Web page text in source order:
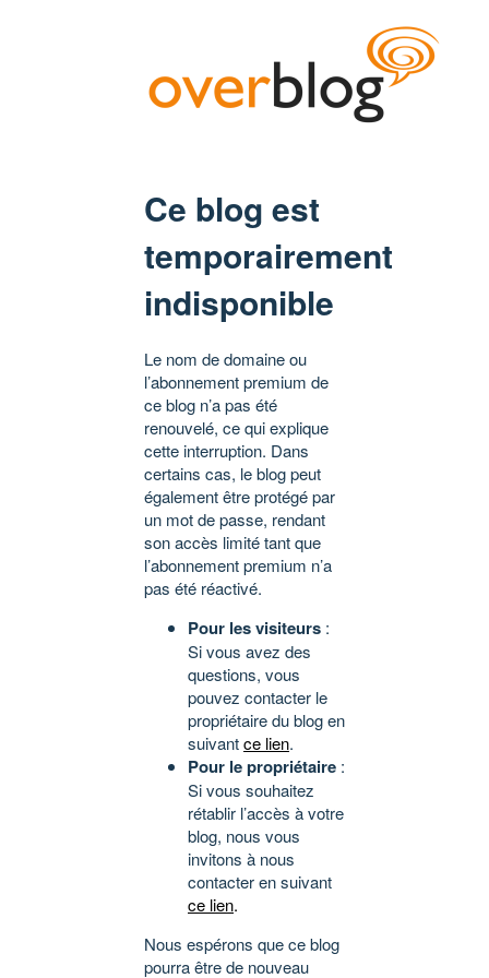
Ce blog est
temporairement
indisponible
Le nom de domaine ou
l’abonnement premium de
ce blog n’a pas été
renouvelé, ce qui explique
cette interruption. Dans
certains cas, le blog peut
également être protégé par
un mot de passe, rendant
son accès limité tant que
l’abonnement premium n’a
pas été réactivé.
Pour les visiteurs :
Si vous avez des
questions, vous
pouvez contacter le
propriétaire du blog en
suivantce lien.
Pour le propriétaire :
Si vous souhaitez
rétablir l’accès à votre
blog, nous vous
invitons à nous
contacter en suivant
ce lien.
Nous espérons que ce blog
pourra être de nouveau